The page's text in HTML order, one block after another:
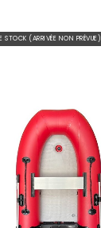
STOCK (ARRIVÉE NON PRÉVUE)